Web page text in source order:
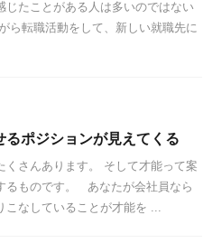
たことがある人は多いのではない
ら転職活動をして、新しい就職先に
るポジションが見えてくる
くさんあります。 そして才能って案
るものです。 あなたが会社員なら
こなしていることが才能を ...